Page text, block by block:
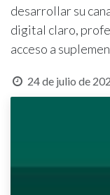
desarrollar su
digital claro,
acceso a
24 de julio de